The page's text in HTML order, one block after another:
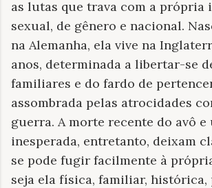
as lutas que trava com a própria
sexual, de gênero e nacional.
na Alemanha, ela vive na
anos, determinada a libertar-se
familiares e do fardo de
assombrada pelas atrocidades
guerra. A morte recente do avô e
inesperada, entretanto, deixam
se pode fugir facilmente à
seja ela física, familiar, histórica,